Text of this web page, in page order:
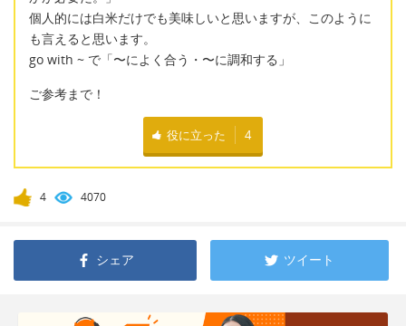
個人的には白米だけでも美味しいと思いますが、このように
も言えると思います。
go with ~ で「〜によく合う・〜に調和する」
ご参考まで！
役に立った 4
4 4070
シェア ツイート